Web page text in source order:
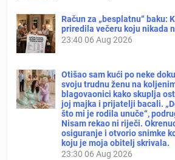
Račun za „besplatnu“ baku:
priredila večeru koju nikada
23:40 06 Aug 2026
Otišao sam kući po neke
svoju trudnu ženu na
blagovaonici kako skuplja
joj majka i prijatelji bacali.
što mi je rodila unuče“,
Nisam rekao ni riječi.
osiguranje i otvorio snimke
koju je moja obitelj skrivala.
23:30 06 Aug 2026